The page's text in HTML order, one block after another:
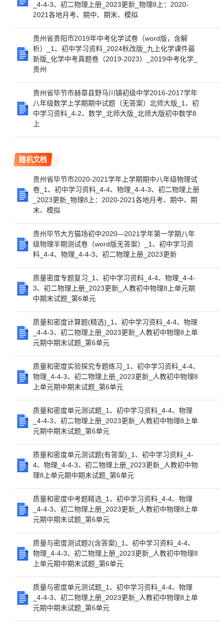
_4-4-3、初二物理上册_2023更新_物理8上：2020-
2021各地月考、期中、期末、模拟
贵州省贵阳市2019年中考化学试卷（word版，含解
析）_1、初中学习资料_2024秋改版_九上化学课件最
新版_化学中考真题卷（2019-2023）_2019中考化学_
贵州
贵州省毕节市赫章县野马川镇初级中学2016-2017学年
八年级数学上学期期中试题（无答案）北师大版_1、初
中学习资料_4-2、数学_北师大版_北师大版初中数学8
上
随机文档
贵州省毕节市2020-2021学年上学期期中八年级物理试
卷_1、初中学习资料_4-4、物理_4-4-3、初二物理上册
_2023更新_物理8上：2020-2021各地月考、期中、期
末、模拟
贵州毕节大方猫场初中2020—2021学年第一学期八年
级物理半期测试卷（word版无答案）_1、初中学习资
料_4-4、物理_4-4-3、初二物理上册_2023更新
质量密度专题复习_1、初中学习资料_4-4、物理_4-4-
3、初二物理上册_2023更新_人教初中物理8上单元期
中期末试题_第6单元
质量和密度计算题(精选)_1、初中学习资料_4-4、物理
_4-4-3、初二物理上册_2023更新_人教初中物理8上单
元期中期末试题_第6单元
质量和密度实验探究专题练习_1、初中学习资料_4-4、
物理_4-4-3、初二物理上册_2023更新_人教初中物理8
上单元期中期末试题_第6单元
质量和密度单元测试题_1、初中学习资料_4-4、物理
_4-4-3、初二物理上册_2023更新_人教初中物理8上单
元期中期末试题_第6单元
质量和密度单元测试题(有答案)_1、初中学习资料_4-
4、物理_4-4-3、初二物理上册_2023更新_人教初中物
理8上单元期中期末试题_第6单元
质量和密度中考题精选_1、初中学习资料_4-4、物理
_4-4-3、初二物理上册_2023更新_人教初中物理8上单
元期中期末试题_第6单元
质量与密度测试题2(含答案)_1、初中学习资料_4-4、
物理_4-4-3、初二物理上册_2023更新_人教初中物理8
上单元期中期末试题_第6单元
质量与密度单元测试题_1、初中学习资料_4-4、物理
_4-4-3、初二物理上册_2023更新_人教初中物理8上单
元期中期末试题_第6单元